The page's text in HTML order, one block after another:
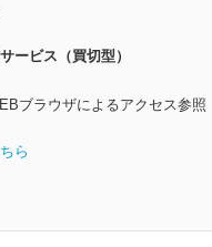
ービス（買切型）
ブラウザによるアクセス参照
ら